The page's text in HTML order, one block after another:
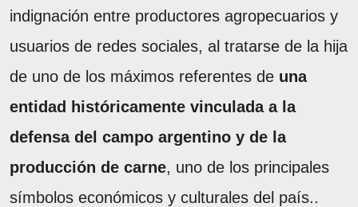
indignación entre productores agropecuarios y
usuarios de redes sociales, al tratarse de la hija
de uno de los máximos referentes de una
entidad históricamente vinculada a la
defensa del campo argentino y de la
producción de carne, uno de los principales
símbolos económicos y culturales del país..